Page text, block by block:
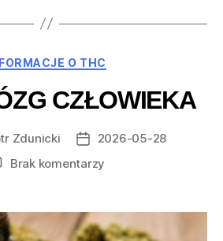
Kategorie
O THC
CZŁOWIEKA
Zdunicki
Data2026-05-28
Brak komentarzy
mózg
człowieka